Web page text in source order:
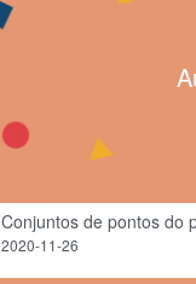
Conjuntos de pontos do
2020-11-26